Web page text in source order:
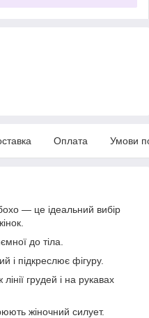
Оплата Умови
— це ідеальний вибір
до тіла.
і підкреслює фігуру.
грудей і на рукавах
жіночний силует.